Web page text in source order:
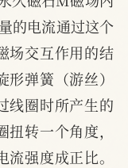
的电流通过这个
场交互作用的结
弹簧（游丝）
线圈时所产生的
转一个角度，
强度成正比。